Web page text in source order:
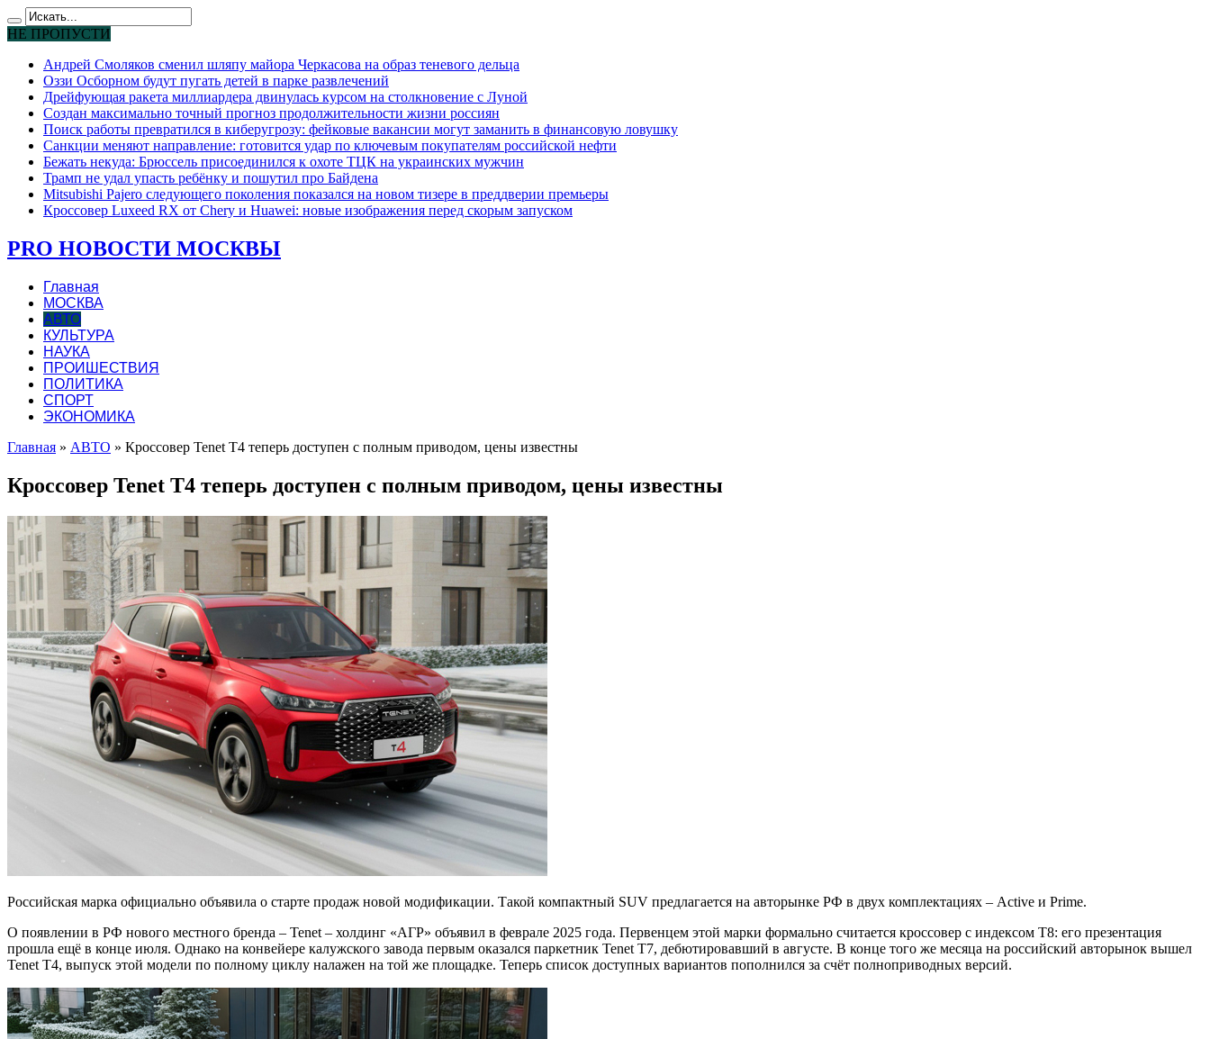
НЕ ПРОПУСТИ
Андрей Смоляков сменил шляпу майора Черкасова на образ теневого дельца
Оззи Осборном будут пугать детей в парке развлечений
Дрейфующая ракета миллиардера двинулась курсом на столкновение с Луной
Создан максимально точный прогноз продолжительности жизни россиян
Поиск работы превратился в киберугрозу: фейковые вакансии могут заманить в финансовую ловушку
Санкции меняют направление: готовится удар по ключевым покупателям российской нефти
Бежать некуда: Брюссель присоединился к охоте ТЦК на украинских мужчин
Трамп не удал упасть ребёнку и пошутил про Байдена
Mitsubishi Pajero следующего поколения показался на новом тизере в преддверии премьеры
Кроссовер Luxeed RX от Chery и Huawei: новые изображения перед скорым запуском
PRO НОВОСТИ МОСКВЫ
Главная
МОСКВА
АВТО
КУЛЬТУРА
НАУКА
ПРОИШЕСТВИЯ
ПОЛИТИКА
СПОРТ
ЭКОНОМИКА
Главная » АВТО » Кроссовер Tenet T4 теперь доступен с полным приводом, цены известны
Кроссовер Tenet T4 теперь доступен с полным приводом, цены известны
Российская марка официально объявила о старте продаж новой модификации. Такой компактный SUV предлагается на авторынке РФ в двух комплектациях – Active и Prime.
О появлении в РФ нового местного бренда – Tenet – холдинг «АГР» объявил в феврале 2025 года. Первенцем этой марки формально считается кроссовер с индексом T8: его презентация
прошла ещё в конце июля. Однако на конвейере калужского завода первым оказался паркетник Tenet T7, дебютировавший в августе. В конце того же месяца на российский авторынок вышел
Tenet T4, выпуск этой модели по полному циклу налажен на той же площадке. Теперь список доступных вариантов пополнился за счёт полноприводных версий.